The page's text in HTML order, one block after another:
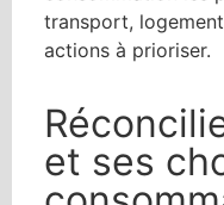
transport,
actions à prioriser.
et ses